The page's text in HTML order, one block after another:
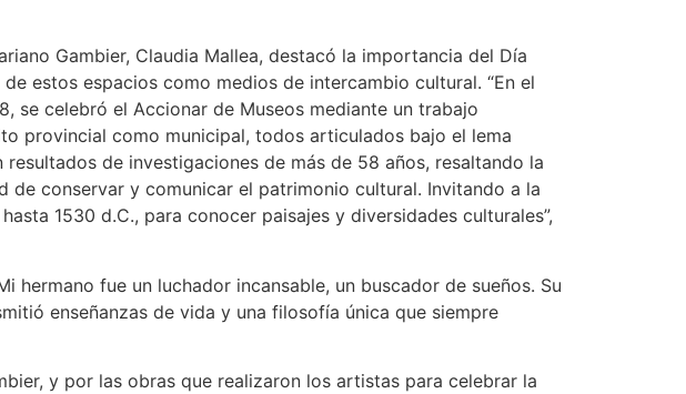
Gambier, Claudia Mallea, destacó la importancia del Día
estos espacios como medios de intercambio cultural. “En el
se celebró el Accionar de Museos mediante un trabajo
provincial como municipal, todos articulados bajo el lema
de investigaciones de más de 58 años, resaltando la
conservar y comunicar el patrimonio cultural. Invitando a la
1530 d.C., para conocer paisajes y diversidades culturales”,
hermano fue un luchador incansable, un buscador de sueños. Su
enseñanzas de vida y una filosofía única que siempre
y por las obras que realizaron los artistas para celebrar la